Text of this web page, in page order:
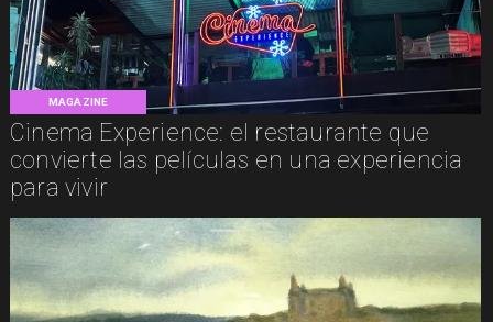
MAGAZINE
Cinema Experience: el restaurante que
convierte las películas en una experiencia
para vivir